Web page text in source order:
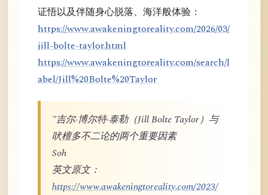
证悟以及伴随身心脱落、海洋般体验：
https://www.awakeningtoreality.com/2026/03/
jill-bolte-taylor.html
https://www.awakeningtoreality.com/search/l
abel/Jill%20Bolte%20Taylor
"吉尔·博尔特·泰勒（Jill Bolte Taylor）与
吠檀多不二论的两个重要因素
Soh
英文原文：
https://www.awakeningtoreality.com/2023/